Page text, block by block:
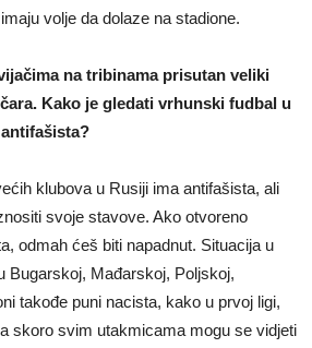
volje da dolaze na stadione.
na tribinama prisutan veliki
Kako je gledati vrhunski fudbal u
klubova u Rusiji ima antifašista, ali
svoje stavove. Ako otvoreno
odmah ćeš biti napadnut. Situacija u
Bugarskoj, Mađarskoj, Poljskoj,
takođe puni nacista, kako u prvoj ligi,
skoro svim utakmicama mogu se vidjeti